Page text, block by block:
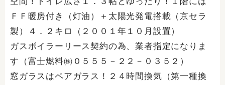
ＦＦ暖房付き（灯油）＋太陽光発電搭載（京セラ
製）４．２キロ（２００１年１０月設置）
ガスボイラーリース契約の為、業者指定になりま
す（富士燃料㈱０５５５－２２－０３５２）
窓ガラスはペアガラス！２４時間換気（第一種換